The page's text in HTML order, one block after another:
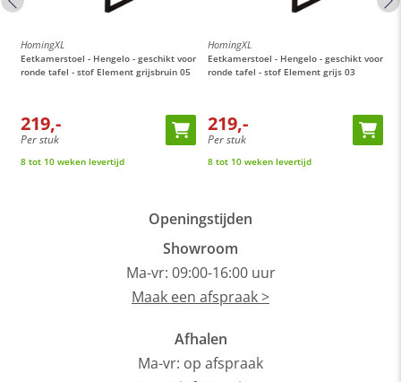
HomingXL
Eetkamerstoel - Hengelo - geschikt voor
ronde tafel - stof Element grijsbruin 05
219,-
Per stuk
8 tot 10 weken levertijd
HomingXL
Eetkamerstoel - Hengelo - geschikt voor
ronde tafel - stof Element grijs 03
219,-
Per stuk
8 tot 10 weken levertijd
Openingstijden
Showroom
Ma-vr: 09:00-16:00 uur
Maak een afspraak >
Afhalen
Ma-vr: op afspraak